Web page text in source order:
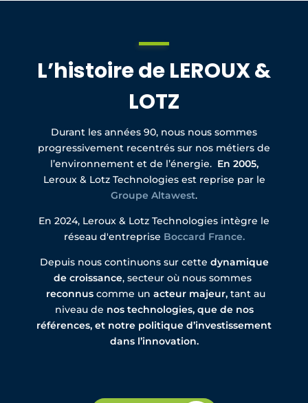
L’histoire de LEROUX &
LOTZ
Durant les années 90, nous nous sommes
progressivement recentrés sur nos métiers de
l’environnement et de l’énergie. En 2005,
Leroux & Lotz Technologies est reprise par le
Groupe Altawest.
En 2024, Leroux & Lotz Technologies intègre le
réseau d'entreprise Boccard France.
Depuis nous continuons sur cette dynamique
de croissance, secteur où nous sommes
reconnus comme un acteur majeur,tant au
niveau de nos technologies, que de nos
références, et notre politique d’investissement
dans l’innovation.